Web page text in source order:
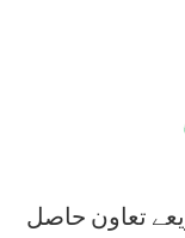
تعاون حاصل